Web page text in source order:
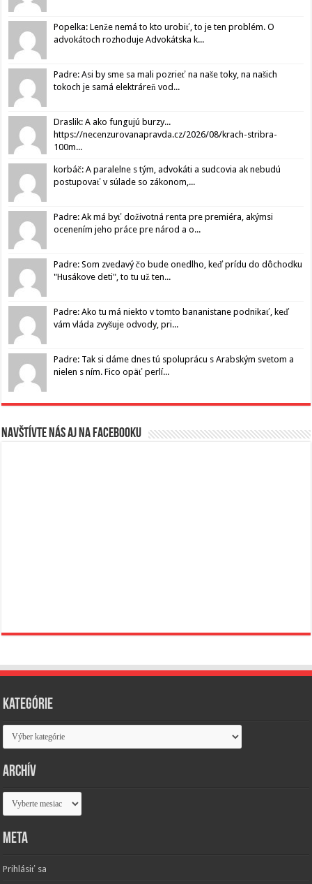
Popelka: Lenže nemá to kto urobiť, to je ten problém. O
advokátoch rozhoduje Advokátska k...
Padre: Asi by sme sa mali pozrieť na naše toky, na našich
tokoch je samá elektráreň vod...
Draslik: A ako fungujú burzy...
https://necenzurovanapravda.cz/2026/08/krach-stribra-
100m...
korbáč: A paralelne s tým, advokáti a sudcovia ak nebudú
postupovať v súlade so zákonom,...
Padre: Ak má byť doživotná renta pre premiéra, akýmsi
ocenením jeho práce pre národ a o...
Padre: Som zvedavý čo bude onedlho, keď prídu do dôchodku
"Husákove deti", to tu už ten...
Padre: Ako tu má niekto v tomto bananistane podnikať, keď
vám vláda zvyšuje odvody, pri...
Padre: Tak si dáme dnes tú spoluprácu s Arabským svetom a
nielen s ním. Fico opäť perlí...
Navštívte nás aj na Facebooku
Kategórie
Kategórie
Archív
Archív
Meta
Prihlásiť sa